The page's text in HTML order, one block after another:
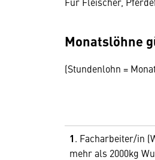
Monatslöhne
(Stundenlohn =
1. Facharbeiter/in
mehr als 2000kg